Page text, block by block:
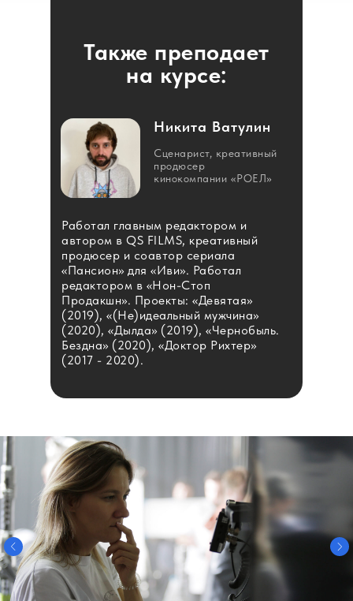
Работал главным редактором и
автором в QS FILMS, креативный
продюсер и соавтор сериала
«Пансион» для «Иви». Работал
редактором в «Нон-Стоп
Продакшн». Проекты: «Девятая»
(2019), «(Не)идеальный мужчина»
(2020), «Дылда» (2019), «Чернобыль.
Бездна» (2020), «Доктор Рихтер»
(2017 - 2020).
Никита Ватулин
Cценарист, креативный
продюсер
кинокомпании «РОЕЛ»
Также преподает
на курсе: